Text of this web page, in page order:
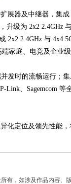
器及中继器，集成
级为 2x2 2.4GHz
2.4GHz 与 4x4
家庭、电竞及企业级
发时的流畅运行；
、Sagemcom
化定位及领先性能
，如涉及作品内容、